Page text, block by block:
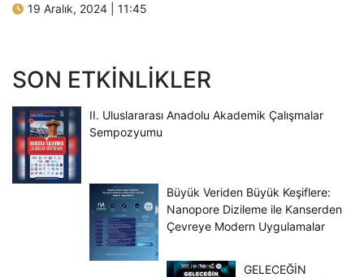
19 Aralık, 2024 | 11:45
SON ETKINLIKLER
II. Uluslararası Anadolu Akademik Çalışmalar
Sempozyumu
Büyük Veriden Büyük Keşiflere:
Nanopore Dizileme ile Kanserden
Çevreye Modern Uygulamalar
GELECEĞİN